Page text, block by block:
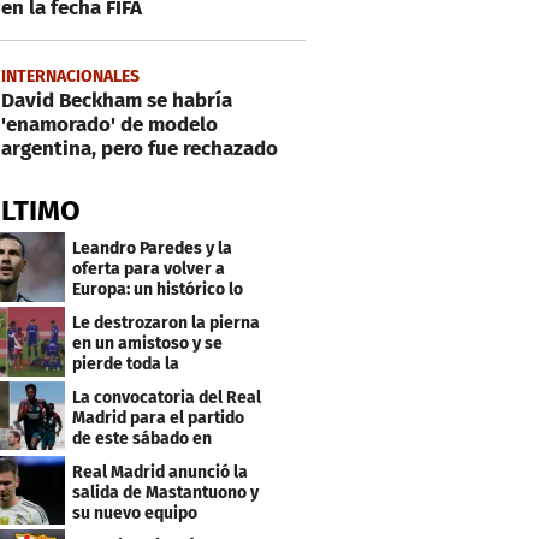
en la fecha FIFA
INTERNACIONALES
David Beckham se habría
'enamorado' de modelo
argentina, pero fue rechazado
Leandro Paredes y la
oferta para volver a
Europa: un histórico lo
Le destrozaron la pierna
en un amistoso y se
pierde toda la
temporada en LaLiga
La convocatoria del Real
Madrid para el partido
de este sábado en
Budapest
Real Madrid anunció la
salida de Mastantuono y
su nuevo equipo